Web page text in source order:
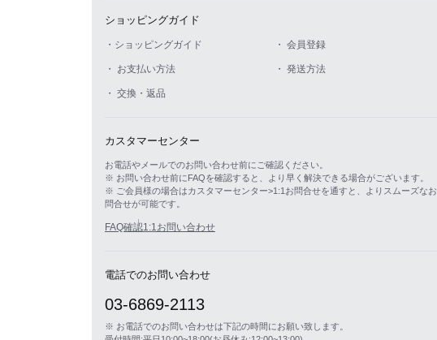
ショッピングガイド
・ショッピングガイド ・ 会員登録
・ お支払い方法 ・ 発送方法
・ 交換・返品
カスタマーセンター
お電話やメールでのお問い合わせ前にご確認ください。
※ お問い合わせ前にFAQを確認すると、より早く解決できる場合がございます。
※ ご会員様の場合はカスタマーセンター>1:1お問合せを通すと、よりスムーズなお
問合せが可能です。
FAQ確認1:1お問い合わせ
電話でのお問い合わせ
03-6869-2113
※ お電話でのお問い合わせは下記の時間にお願い致します。